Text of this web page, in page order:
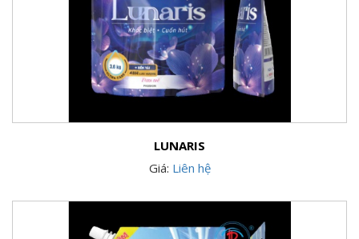
LUNARIS
Giá: Liên hệ